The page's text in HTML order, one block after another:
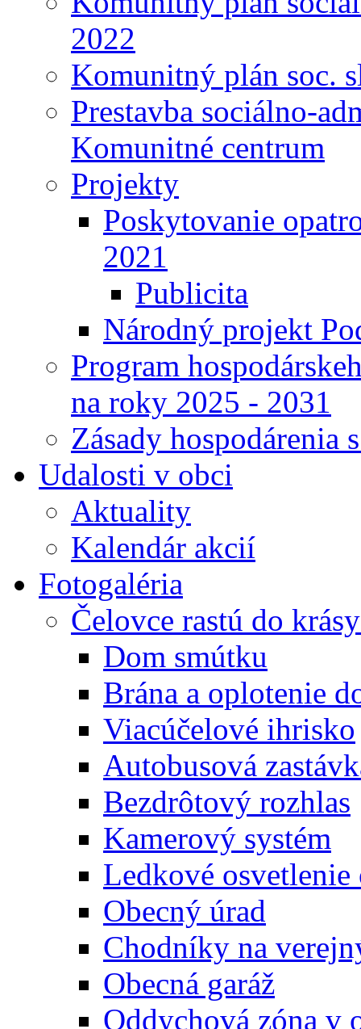
2022
Komunitný plán soc.
Prestavba sociálno-
Komunitné centrum
Projekty
Poskytovanie
2021
Publicita
Národný projekt
Program
na roky 2025 - 2031
Zásady hospodárenia
Udalosti v obci
Aktuality
Kalendár akcií
Fotogaléria
Čelovce rastú do
Dom smútku
Brána a oplotenie
Viacúčelové ihrisko
Autobusová
Bezdrôtový rozhlas
Kamerový systém
Ledkové osvetlenie
Obecný úrad
Chodníky na
Obecná garáž
Oddychová zóna v